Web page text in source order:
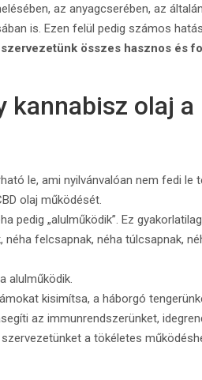
az anyagcserében, az
is. Ezen felül pedig számos
összes hasznos és
kannabisz olaj a
le, ami nyilvánvalóan nem fedi le
olaj működését.
pedig „alulműködik”. Ez
felcsapnak, néha túlcsapnak,
alulműködik.
kisimítsa, a háborgó
az immunrendszerünket,
a tökéletes